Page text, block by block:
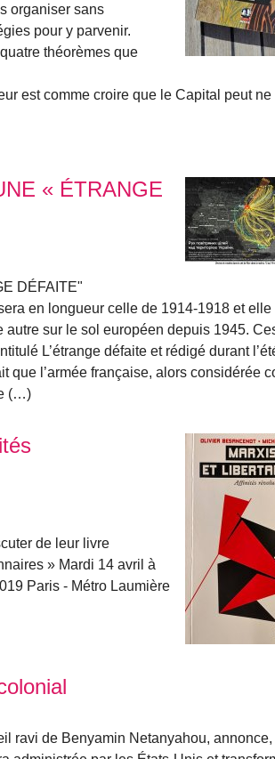
organiser sans
pour y parvenir.
théorèmes que
est comme croire que le Capital peut ne
« ÉTRANGE
DÉFAITE"
en longueur celle de 1914-1918 et elle
autre sur le sol européen depuis 1945.
L’étrange défaite et rédigé durant
que l’armée française, alors considérée
(…)
de leur livre
» Mardi 14 avril à
Paris - Métro Laumière
ravi de Benyamin Netanyahou, annonce,